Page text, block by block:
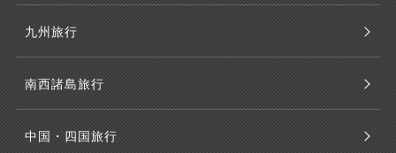
九州旅行
南西諸島旅行
中国・四国旅行